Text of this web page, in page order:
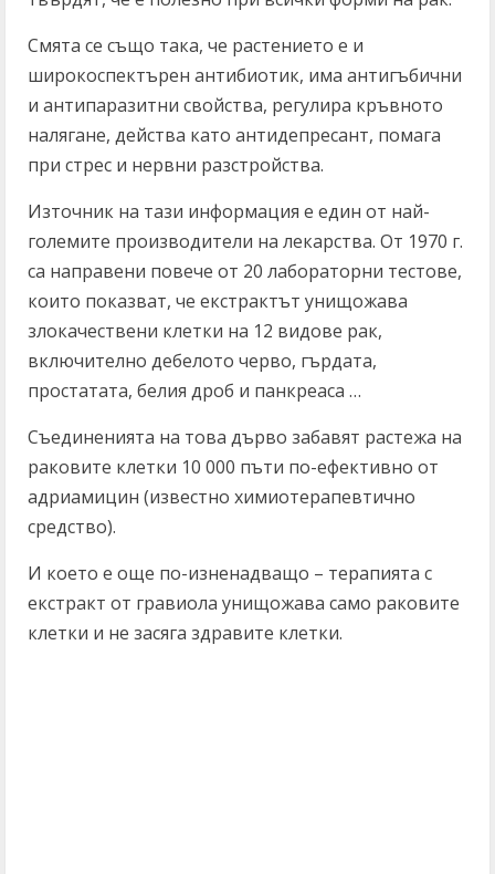
Смята се също така, че растението е и
широкоспектърен антибиотик, има антигъбични
и антипаразитни свойства, регулира кръвното
налягане, действа като антидепресант, помага
при стрес и нервни разстройства.
Източник на тази информация е един от най-
големите производители на лекарства. От 1970 г.
са направени повече от 20 лабораторни тестове,
които показват, че екстрактът унищожава
злокачествени клетки на 12 видове рак,
включително дебелото черво, гърдата,
простатата, белия дроб и панкреаса …
Съединенията на това дърво забавят растежа на
раковите клетки 10 000 пъти по-ефективно от
адриамицин (известно химиотерапевтично
средство).
И което е още по-изненадващо – терапията с
екстракт от гравиола унищожава само раковите
клетки и не засяга здравите клетки.